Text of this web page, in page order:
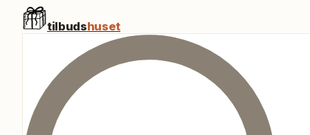
tilbudshuset